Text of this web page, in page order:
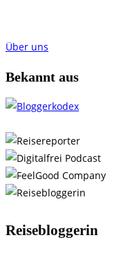
Über uns
Bekannt aus
Reisebloggerin